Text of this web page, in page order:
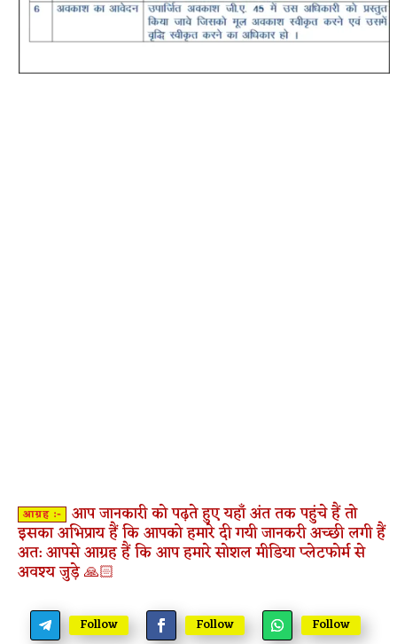
आग्रह :- आप जानकारी को पढ़ते हुए यहाँ अंत तक पहुंचे हैं तो
इसका अभिप्राय हैं कि आपको हमारे दी गयी जानकरी अच्छी लगी हैं
अत: आपसे आग्रह हैं कि आप हमारे सोशल मीडिया प्लेटफोर्म से
अवश्य जुड़े 🙏🏻
Follow Follow
Follow